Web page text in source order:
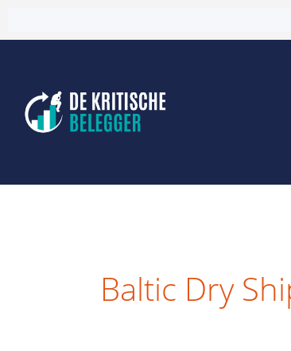
naar
inhoud
Baltic Dry